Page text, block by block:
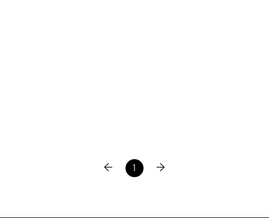
← 1 →